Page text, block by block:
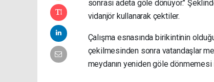
sonrası adeta göle dönüyor."
vidanjör kullanarak çektiler.
Çalışma esnasında birikintinin
çekilmesinden sonra vatandaşlar
meydanın yeniden göle dönmemesi